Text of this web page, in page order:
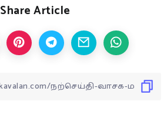
Share Article